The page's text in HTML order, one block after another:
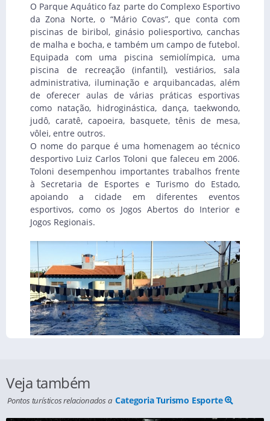
O Parque Aquático faz parte do Complexo Esportivo
da Zona Norte, o “Mário Covas”, que conta com
piscinas de biribol, ginásio poliesportivo, canchas
de malha e bocha, e também um campo de futebol.
Equipada com uma piscina semiolímpica, uma
piscina de recreação (infantil), vestiários, sala
administrativa, iluminação e arquibancadas, além
de oferecer aulas de várias práticas esportivas
como natação, hidroginástica, dança, taekwondo,
judô, caratê, capoeira, basquete, tênis de mesa,
vôlei, entre outros.
O nome do parque é uma homenagem ao técnico
desportivo Luiz Carlos Toloni que faleceu em 2006.
Toloni desempenhou importantes trabalhos frente
à Secretaria de Esportes e Turismo do Estado,
apoiando a cidade em diferentes eventos
esportivos, como os Jogos Abertos do Interior e
Jogos Regionais.
Veja também
Pontos turísticos relacionados a Categoria Turismo Esporte